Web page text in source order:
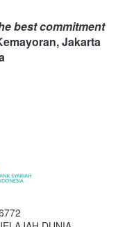
best commitment
Jakarta